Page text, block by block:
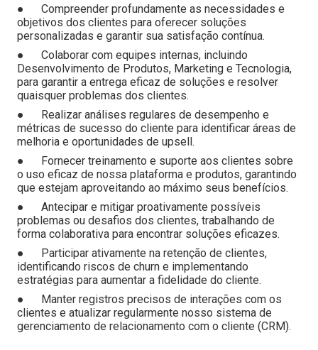
● Compreender profundamente as necessidades e
objetivos dos clientes para oferecer soluções
personalizadas e garantir sua satisfação contínua.
● Colaborar com equipes internas, incluindo
Desenvolvimento de Produtos, Marketing e Tecnologia,
para garantir a entrega eficaz de soluções e resolver
quaisquer problemas dos clientes.
● Realizar análises regulares de desempenho e
métricas de sucesso do cliente para identificar áreas de
melhoria e oportunidades de upsell.
● Fornecer treinamento e suporte aos clientes sobre
o uso eficaz de nossa plataforma e produtos, garantindo
que estejam aproveitando ao máximo seus benefícios.
● Antecipar e mitigar proativamente possíveis
problemas ou desafios dos clientes, trabalhando de
forma colaborativa para encontrar soluções eficazes.
● Participar ativamente na retenção de clientes,
identificando riscos de churn e implementando
estratégias para aumentar a fidelidade do cliente.
● Manter registros precisos de interações com os
clientes e atualizar regularmente nosso sistema de
gerenciamento de relacionamento com o cliente (CRM).